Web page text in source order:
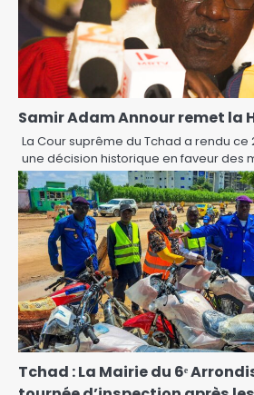
Samir Adam Annour remet la
La Cour suprême du Tchad a rendu
une décision historique en faveur des
Tchad : La Mairie du 6ᵉ